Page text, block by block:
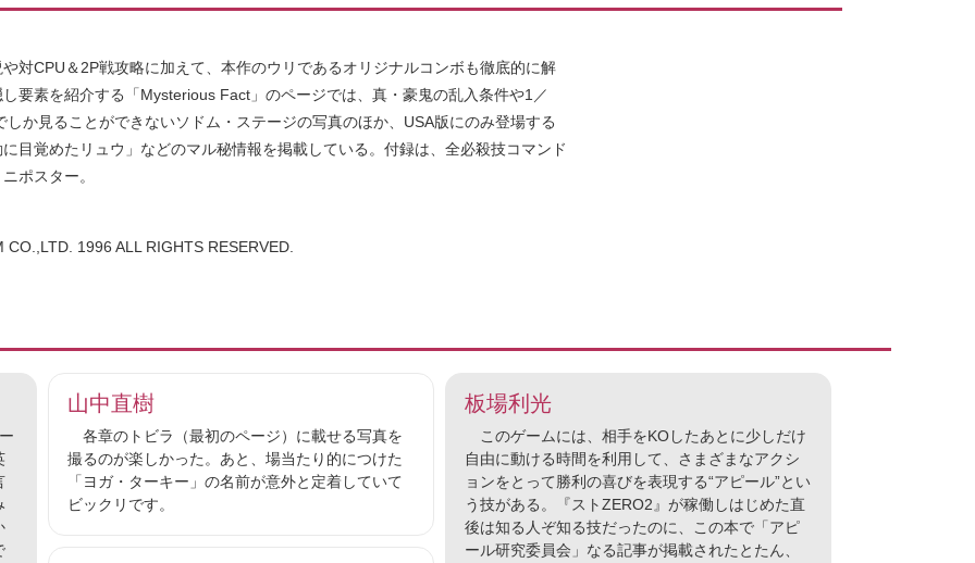
対CPU＆2P戦攻略に加えて、本作のウリであるオリジナルコンボも徹底的に解
要素を紹介する「Mysterious Fact」のページでは、真・豪鬼の乱入条件や1／
しか見ることができないソドム・ステージの写真のほか、USA版にのみ登場する
目覚めたリュウ」などのマル秘情報を掲載している。付録は、全必殺技コマンド
ポスター。
CO.,LTD. 1996 ALL RIGHTS RESERVED.
山中直樹
各章のトビラ（最初のページ）に載せる写真を
撮るのが楽しかった。あと、場当たり的につけた
「ヨガ・ターキー」の名前が意外と定着していて
ビックリです。
板場利光
このゲームには、相手をKOしたあとに少しだけ
自由に動ける時間を利用して、さまざまなアクシ
ョンをとって勝利の喜びを表現する“アピール”とい
う技がある。『ストZERO2』が稼働しはじめた直
後は知る人ぞ知る技だったのに、この本で「アピ
ール研究委員会」なる記事が掲載されたとたん、